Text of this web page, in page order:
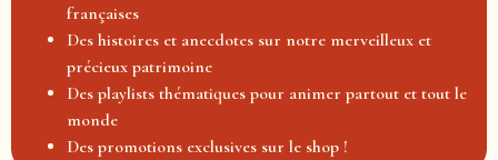
françaises
Des histoires et anecdotes sur notre merveilleux et
précieux patrimoine
Des playlists thématiques pour animer partout et tout le
monde
Des promotions exclusives sur le shop !